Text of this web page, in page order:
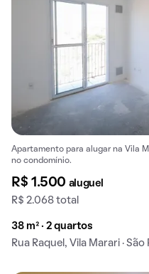
Apartamento para alugar na Vila
no condomínio.
R$ 1.500 aluguel
R$ 2.068 total
38 m² · 2 quartos
Rua Raquel, Vila Marari · São